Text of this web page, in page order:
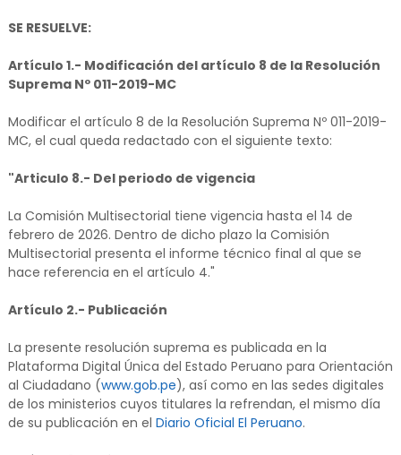
SE RESUELVE:
Artículo 1.- Modificación del artículo 8 de la Resolución
Suprema Nº 011-2019-MC
Modificar el artículo 8 de la Resolución Suprema Nº 011-2019-
MC, el cual queda redactado con el siguiente texto:
"Articulo 8.- Del periodo de vigencia
La Comisión Multisectorial tiene vigencia hasta el 14 de
febrero de 2026. Dentro de dicho plazo la Comisión
Multisectorial presenta el informe técnico final al que se
hace referencia en el artículo 4."
Artículo 2.- Publicación
La presente resolución suprema es publicada en la
Plataforma Digital Única del Estado Peruano para Orientación
al Ciudadano (www.gob.pe), así como en las sedes digitales
de los ministerios cuyos titulares la refrendan, el mismo día
de su publicación en el Diario Oficial El Peruano.